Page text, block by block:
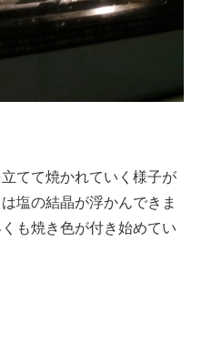
てて焼かれていく様子が
塩の結晶が浮かんできま
も焼き色が付き始めてい